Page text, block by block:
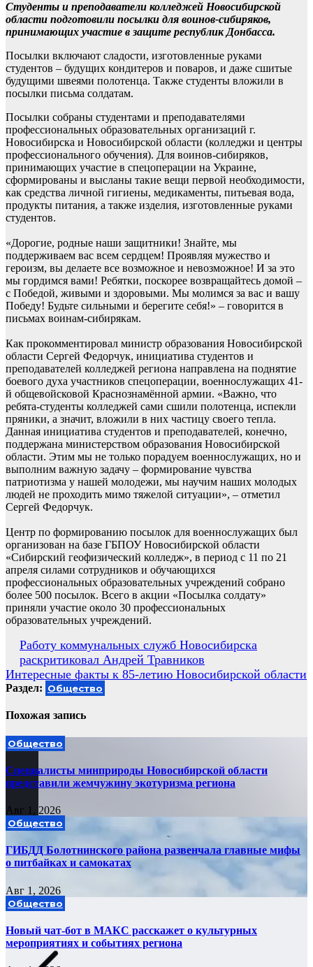
Студенты и преподаватели колледжей Новосибирской
области подготовили посылки для воинов-сибиряков,
принимающих участие в защите республик Донбасса.
Посылки включают сладости, изготовленные руками
студентов – будущих кондитеров и поваров, и даже сшитые
будущими швеями полотенца. Также студенты вложили в
посылки письма солдатам.
Посылки собраны студентами и преподавателями
профессиональных образовательных организаций г.
Новосибирска и Новосибирской области (колледжи и центры
профессионального обучения). Для воинов-сибиряков,
принимающих участие в спецоперации на Украине,
сформированы и высланы такие вещи первой необходимости,
как средства личной гигиены, медикаменты, питьевая вода,
продукты питания, а также изделия, изготовленные руками
студентов.
«Дорогие, родные наши защитники! Знайте, мы
поддерживаем вас всем сердцем! Проявляя мужество и
героизм, вы делаете все возможное и невозможное! И за это
мы гордимся вами! Ребятки, поскорее возвращайтесь домой –
с Победой, живыми и здоровыми. Мы молимся за вас и вашу
Победу! Будьте сильными и берегите себя!» – говорится в
письмах воинам-сибирякам.
Как прокомментировал министр образования Новосибирской
области Сергей Федорчук, инициатива студентов и
преподавателей колледжей региона направлена на поднятие
боевого духа участников спецоперации, военнослужащих 41-
й общевойсковой Краснознамённой армии. «Важно, что
ребята-студенты колледжей сами сшили полотенца, испекли
пряники, а значит, вложили в них частицу своего тепла.
Данная инициатива студентов и преподавателей, конечно,
поддержана министерством образования Новосибирской
области. Этим мы не только порадуем военнослужащих, но и
выполним важную задачу – формирование чувства
патриотизма у нашей молодежи, мы научим наших молодых
людей не проходить мимо тяжелой ситуации», – отметил
Сергей Федорчук.
Центр по формированию посылок для военнослужащих был
организован на базе ГБПОУ Новосибирской области
«Сибирский геофизический колледж», в период с 11 по 21
апреля силами сотрудников и обучающихся
профессиональных образовательных учреждений собрано
более 500 посылок. Всего в акции «Посылка солдату»
приняли участие около 30 профессиональных
образовательных учреждений.
Навигация
по
записям
Работу коммунальных служб Новосибирска
раскритиковал Андрей Травников
Интересные факты к 85-летию Новосибирской области
Раздел: Общество
Похожая запись
Общество
Специалисты минприроды Новосибирской области
представили жемчужину экотуризма региона
Авг 1, 2026
Общество
ГИБДД Болотнинского района развенчала главные мифы
о питбайках и самокатах
Авг 1, 2026
Общество
Новый чат-бот в МАКС расскажет о культурных
мероприятиях и событиях региона